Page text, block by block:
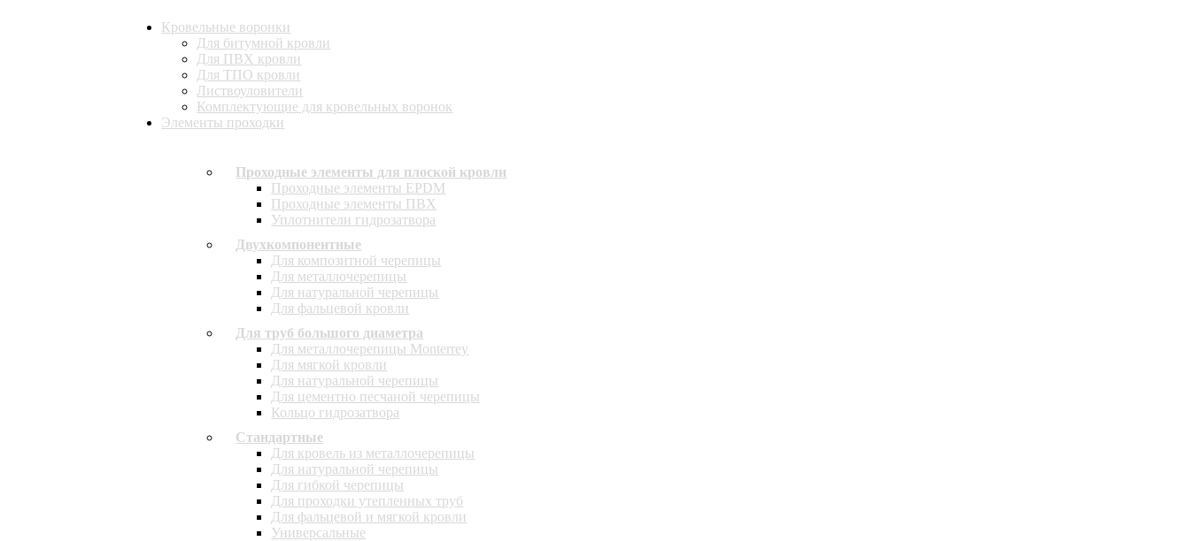
Кровельные воронки
Для битумной кровли
Для ПВХ кровли
Для ТПО кровли
Листвоуловители
Комплектующие для кровельных воронок
Элементы проходки
Проходные элементы для плоской кровли
Проходные элементы EPDM
Проходные элементы ПВХ
Уплотнители гидрозатвора
Двухкомпонентные
Для композитной черепицы
Для металлочерепицы
Для натуральной черепицы
Для фальцевой кровли
Для труб большого диаметра
Для металлочерепицы Monterrey
Для мягкой кровли
Для натуральной черепицы
Для цементно песчаной черепицы
Кольцо гидрозатвора
Стандартные
Для кровель из металлочерепицы
Для натуральной черепицы
Для гибкой черепицы
Для проходки утепленных труб
Для фальцевой и мягкой кровли
Универсальные